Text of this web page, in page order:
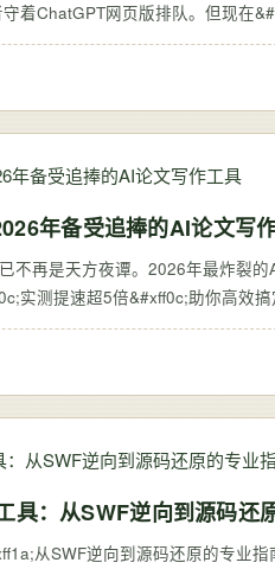
着ChatGPT网页版排队。但现在
年备受追捧的AI论文写
不再是天方夜谭。2026年最炸裂
实测提速超5倍&#xff0c;助你高效
具：从SWF逆向到源码还
从SWF逆向到源码还原的专业指南